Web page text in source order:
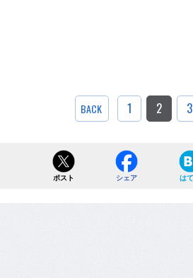
BACK 1 2 3
ポスト シェア は